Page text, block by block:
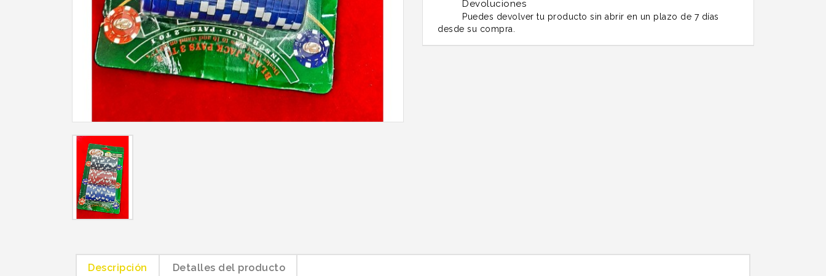
Devoluciones
Puedes devolver tu producto sin abrir en un plazo de 7 días
desde su compra.
Descripción Detalles del producto